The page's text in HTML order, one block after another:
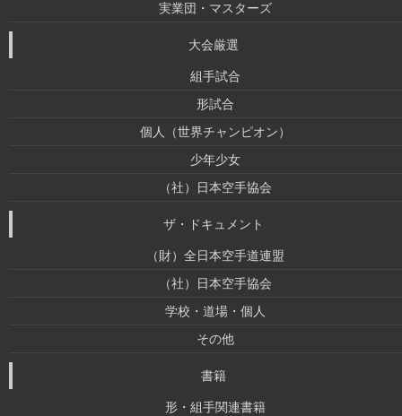
実業団・マスターズ
大会厳選
組手試合
形試合
個人（世界チャンピオン）
少年少女
（社）日本空手協会
ザ・ドキュメント
（財）全日本空手道連盟
（社）日本空手協会
学校・道場・個人
その他
書籍
形・組手関連書籍